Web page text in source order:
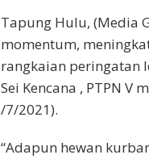
Tapung Hulu, (Media
momentum,
rangkaian peringatan
Sei Kencana , PTPN V
/7/2021).
“Adapun hewan